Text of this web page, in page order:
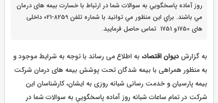
روز آماده پاسخگويي به سوالات شما در ارتباط با خسارت بيمه های درمان
مي باشند. براي اين منظور مي توانيد با شماره تلفن 8259-021 داخلی
های 1750و 1751 تماس حاصل فرماييد.
به گزارشدیوان اقتصاد، به اطلاع می رساند با توجه به شرایط موجود و
به منظور همراهی با بیمه شدگان تحت پوشش بیمه های درمان شرکت
بیمه پارسیان و خدمت رسانی شبانه روزی به ایشان، کارشناسان این
شرکت در تمام ساعات شبانه روز آماده پاسخگويي به سوالات شما در